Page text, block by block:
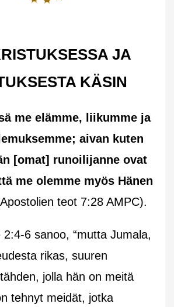
JA
KÄSIN
me elämme, liikumme ja
aivan kuten
[omat] runoilijanne ovat
me olemme myös Hänen
teot 7:28 AMPC).
2:4-6 sanoo, “mutta Jumala,
rikas, suuren
jolla hän on meitä
tehnyt meidät, jotka